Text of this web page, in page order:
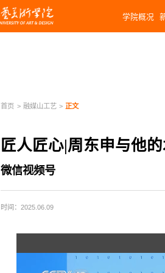
学院概况
首页 > 融媒山工艺 > 正文
匠人匠心|周东申与他
微信视频号
时间：2025.06.09